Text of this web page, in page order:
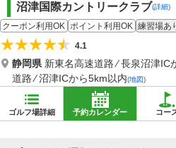
沼津国際カントリークラブ(詳細)
クーポン利用OK ポイント利用OK 練習場あ
4.1
静岡県 新東名高速道路 ⁄ 長泉沼津
道路 ⁄ 沼津ICから5km以内(地図)
ゴルフ場詳細 予約カレンダー コー